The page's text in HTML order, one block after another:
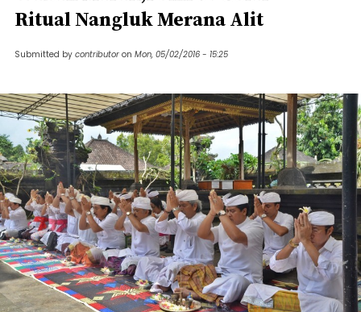
Ritual Nangluk Merana Alit
Submitted by contributor on Mon, 05/02/2016 - 15:25